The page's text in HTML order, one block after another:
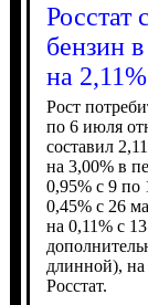
Росстат
бензин
на 2,11%
Рост
по 6 июля
составил
на 3,00% в
0,95% с 9 по
0,45% с 26
на 0,11% с
длинной), на
Росстат.